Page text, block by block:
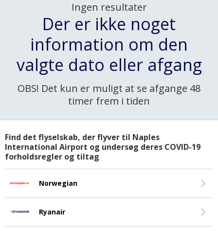
Ingen resultater
Der er ikke noget
information om den
valgte dato eller afgang
OBS! Det kun er muligt at se afgange 48
timer frem i tiden
Find det flyselskab, der flyver til Naples
International Airport og undersøg deres COVID-19
forholdsregler og tiltag
Norwegian
Ryanair